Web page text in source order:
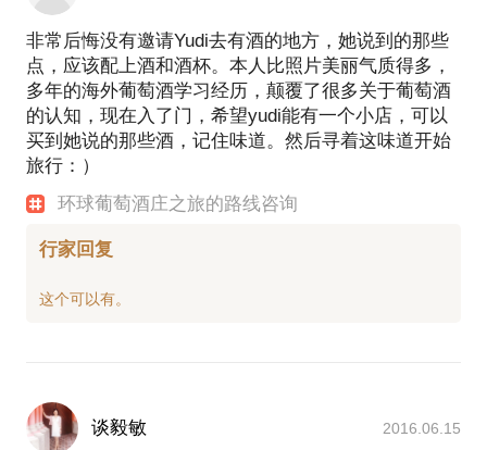
非常后悔没有邀请Yudi去有酒的地方，她说到的那些
点，应该配上酒和酒杯。本人比照片美丽气质得多，
多年的海外葡萄酒学习经历，颠覆了很多关于葡萄酒
的认知，现在入了门，希望yudi能有一个小店，可以
买到她说的那些酒，记住味道。然后寻着这味道开始
旅行：）
环球葡萄酒庄之旅的路线咨询
行家回复
谈毅敏 2016.06.15